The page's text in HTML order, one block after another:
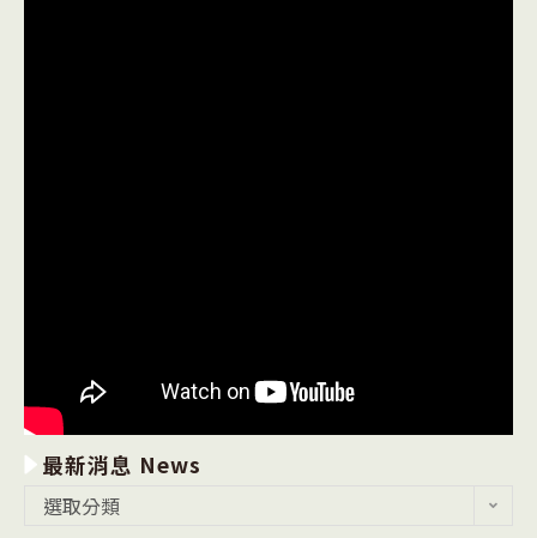
最新消息 News
選取分類